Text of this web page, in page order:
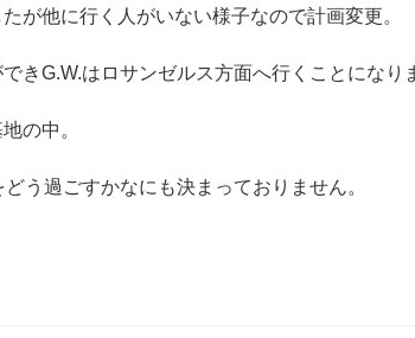
が他に行く人がいない様子なので計画変更。
きG.W.はロサンゼルス方面へ行くことになり
の中。
う過ごすかなにも決まっておりません。